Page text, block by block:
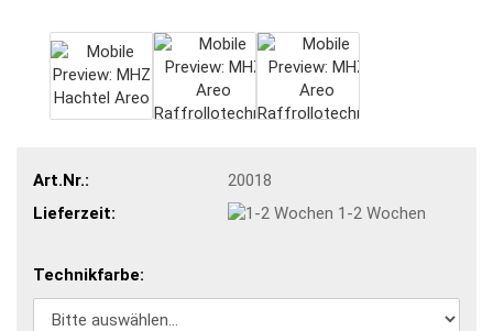
Art.Nr.:
20018
Lieferzeit:
1-2 Wochen
Technikfarbe: